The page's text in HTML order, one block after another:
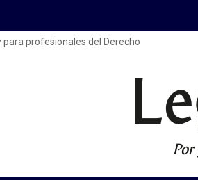
para profesionales del Derecho
Por